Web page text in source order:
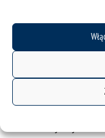
przemysł, rozwój,
tym wyjątkowym
Udział w spotkaniu
Do zobaczenia 10